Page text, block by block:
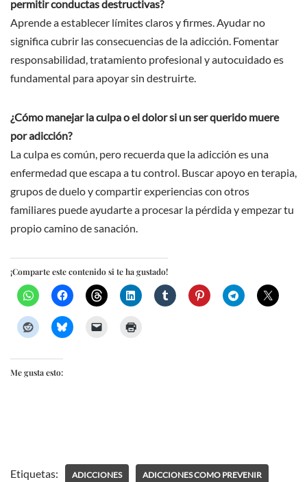
permitir conductas destructivas?
Aprende a establecer límites claros y firmes. Ayudar no
significa cubrir las consecuencias de la adicción. Fomentar
responsabilidad, tratamiento profesional y autocuidado es
fundamental para apoyar sin destruirte.
¿Cómo manejar la culpa o el dolor si un ser querido muere
por adicción?
La culpa es común, pero recuerda que la adicción es una
enfermedad que escapa a tu control. Buscar apoyo en terapia,
grupos de duelo y compartir experiencias con otros
familiares puede ayudarte a procesar la pérdida y empezar tu
propio camino de sanación.
¡Comparte este contenido si te ha gustado!
Me gusta esto:
Etiquetas: ADICCIONES ADICCIONES COMO PREVENIR